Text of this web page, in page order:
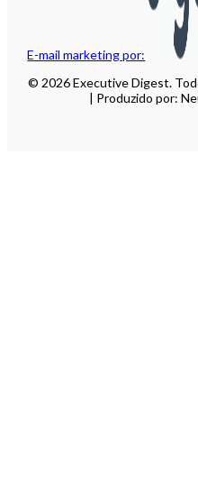
E-mail marketing por:
© 2026 Executive Digest.
| Produzido por: